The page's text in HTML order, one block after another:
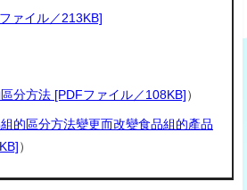
ァイル／213KB]
分方法 [PDFファイル／108KB]）
的區分方法變更而改變食品組的產品
）